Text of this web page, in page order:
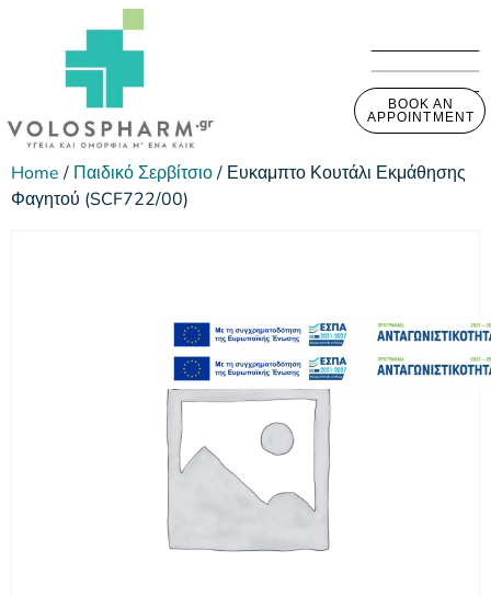
BOOK AN
APPOINTMENT
Home/ Παιδικό Σερβίτσιο/ Ευκαμπτο Κουτάλι Εκμάθησης
Φαγητού (SCF722/00)